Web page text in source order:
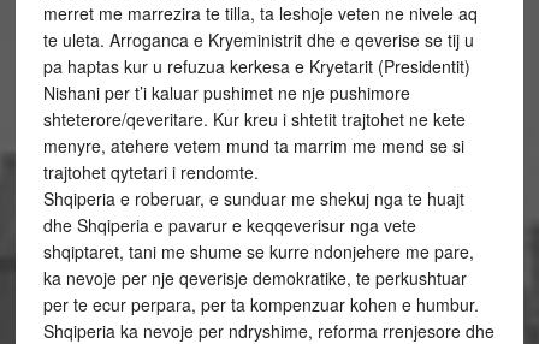
merret me marrezira te tilla, ta leshoje veten ne nivele aq
te uleta. Arroganca e Kryeministrit dhe e qeverise se tij u
pa haptas kur u refuzua kerkesa e Kryetarit (Presidentit)
Nishani per t’i kaluar pushimet ne nje pushimore
shteterore/qeveritare. Kur kreu i shtetit trajtohet ne kete
menyre, atehere vetem mund ta marrim me mend se si
trajtohet qytetari i rendomte.
Shqiperia e roberuar, e sunduar me shekuj nga te huajt
dhe Shqiperia e pavarur e keqqeverisur nga vete
shqiptaret, tani me shume se kurre ndonjehere me pare,
ka nevoje per nje qeverisje demokratike, te perkushtuar
per te ecur perpara, per ta kompenzuar kohen e humbur.
Shqiperia ka nevoje per ndryshime, reforma rrenjesore dhe